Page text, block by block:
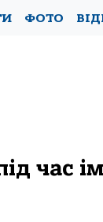
ФОТО
час